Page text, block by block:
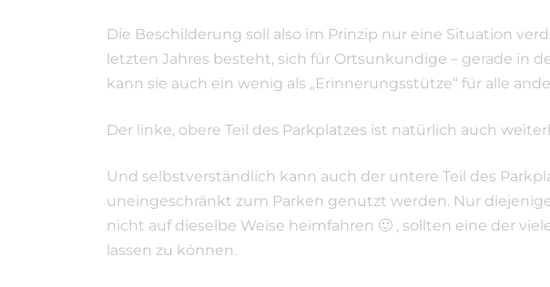
Die Beschilderung soll also im Prinzip nur eine Situation
letzten Jahres besteht, sich für Ortsunkundige – gerade in
kann sie auch ein wenig als „Erinnerungsstütze“ für alle
Der linke, obere Teil des Parkplatzes ist natürlich auch
Und selbstverständlich kann auch der untere Teil des
uneingeschränkt zum Parken genutzt werden. Nur
nicht auf dieselbe Weise heimfahren 🙂 , sollten eine der
lassen zu können.